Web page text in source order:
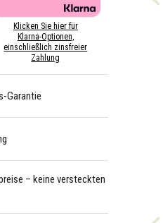
Klicken Sie hier für
Klarna-Optionen,
einschließlich zinsfreier
Zahlung
Garantie
– keine versteckten